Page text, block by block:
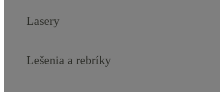
Lasery
Lešenia a rebríky